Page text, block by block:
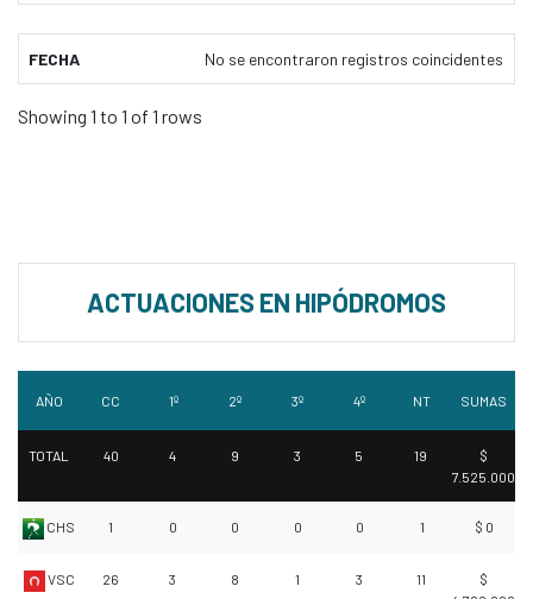
FECHA No se encontraron registros coincidentes
Showing 1 to 1 of 1 rows
ACTUACIONES EN HIPÓDROMOS
AÑO CC 1º 2º 3º 4º NT SUMAS
TOTAL 40 4 9 3 5 19
$
7.525.000
CHS 1 0 0 0 0 1 $ 0
VSC 26 3 8 1 3 11
$